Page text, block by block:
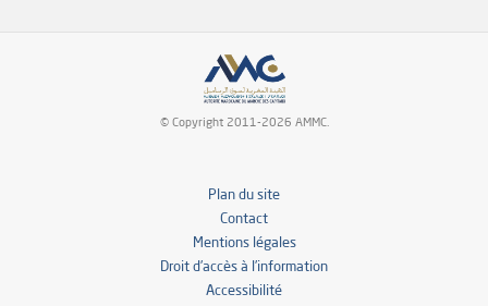
© Copyright 2011-2026 AMMC.
Plan du site
Contact
Mentions légales
Droit d’accès à l’information
Accessibilité